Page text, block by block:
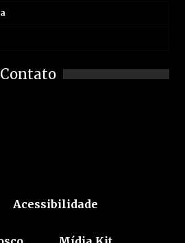
Contato
Acessibilidade